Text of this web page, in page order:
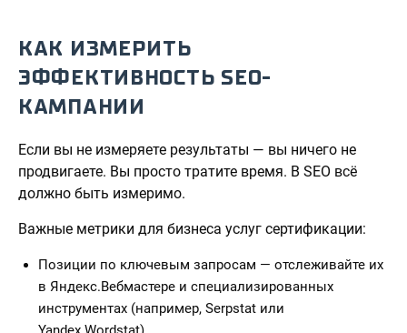
КАК ИЗМЕРИТЬ
ЭФФЕКТИВНОСТЬ SEO-
КАМПАНИИ
Если вы не измеряете результаты — вы ничего не
продвигаете. Вы просто тратите время. В SEO всё
должно быть измеримо.
Важные метрики для бизнеса услуг сертификации:
Позиции по ключевым запросам — отслеживайте их
в Яндекс.Вебмастере и специализированных
инструментах (например, Serpstat или